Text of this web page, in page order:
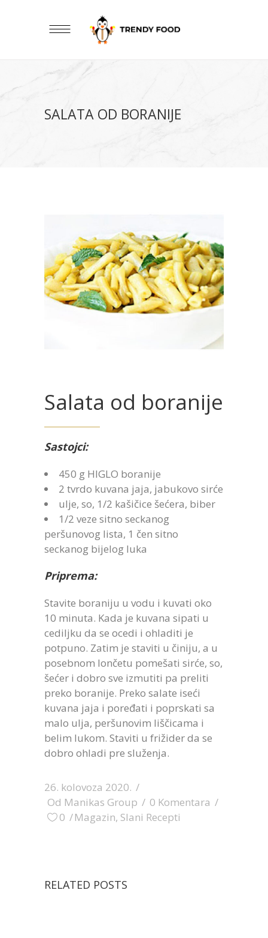
SALATA OD BORANIJE
Salata od boranije
Sastojci:
450 g HIGLO boranije
2 tvrdo kuvana jaja, jabukovo sirće
ulje, so, 1/2 kašičice šećera, biber
1/2 veze sitno seckanog
peršunovog lista, 1 čen sitno
seckanog bijelog luka
Priprema:
Stavite boraniju u vodu i kuvati oko
10 minuta. Kada je kuvana sipati u
cediljku da se ocedi i ohladiti je
potpuno. Zatim je staviti u činiju, a u
posebnom lončetu pomešati sirće, so,
šećer i dobro sve izmutiti pa preliti
preko boranije. Preko salate iseći
kuvana jaja i poređati i poprskati sa
malo ulja, peršunovim liščicama i
belim lukom. Staviti u frižider da se
dobro ohladi pre služenja.
26. kolovoza 2020.
Od Manikas Group
0 Komentara
0
Magazin, Slani Recepti
RELATED POSTS